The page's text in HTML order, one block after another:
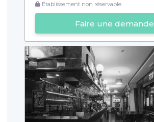
Établissement non réservable
Faire une demande